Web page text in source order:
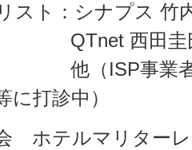
スト：シナプス 竹
西田圭
ISP事業者、
に打診中）
ホテルマリター